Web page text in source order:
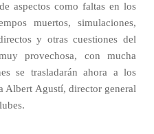
aspectos como faltas en los
muertos, simulaciones,
y otras cuestiones del
provechosa, con mucha
se trasladarán ahora a los
Albert Agustí, director general